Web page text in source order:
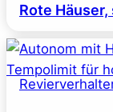
Rote